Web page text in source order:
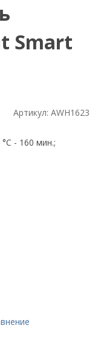
Smart
Артикул: AWH1623
- 160 мин.;